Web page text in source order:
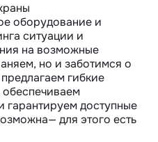
оборудование и
ситуации и
на возможные
но и заботимся о
гибкие
обеспечиваем
гарантируем доступные
для этого есть